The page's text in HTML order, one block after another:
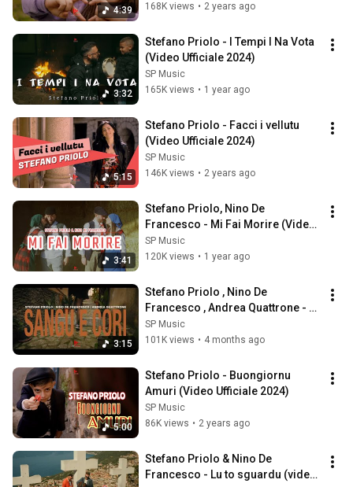
4:39
168K views • 2 years ago
3:32
Stefano Priolo - I Tempi I Na Vota
(Video Ufficiale 2024)
SP Music
165K views • 1 year ago
5:15
Stefano Priolo - Facci i vellutu
(Video Ufficiale 2024)
SP Music
146K views • 2 years ago
3:41
Stefano Priolo, Nino De
Francesco - Mi Fai Morire (Video
Ufficiale 2024)
SP Music
120K views • 1 year ago
3:15
Stefano Priolo , Nino De
Francesco , Andrea Quattrone -
Sangu e cori (Video ufficiale
2026)
SP Music
101K views • 4 months ago
5:00
Stefano Priolo - Buongiornu
Amuri (Video Ufficiale 2024)
SP Music
86K views • 2 years ago
Stefano Priolo & Nino De
Francesco - Lu to sguardu (video